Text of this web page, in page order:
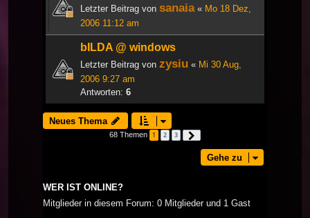
Letzter Beitrag von sanaia« Mo 18 Dez,
2006 11:12 am
bILDA @ windows
Letzter Beitrag von zysiu « Mi 30 Aug,
2006 9:27 am
Antworten: 6
Neues Thema
68 Themen 1 2 3
Gehe zu
WER IST ONLINE?
Mitglieder in diesem Forum: 0 Mitglieder und 1 Gast